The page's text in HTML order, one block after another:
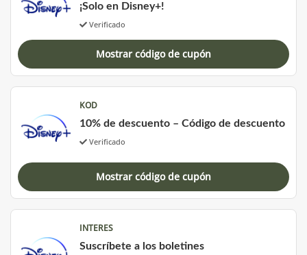
¡Solo en Disney+!
Verificado
Mostrar código de cupón
KOD
10% de descuento – Código de descuento
Verificado
Mostrar código de cupón
INTERES
Suscríbete a los boletines